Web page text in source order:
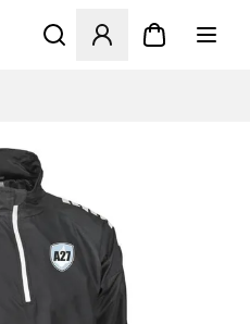
Odpre Modal za prijavo ali